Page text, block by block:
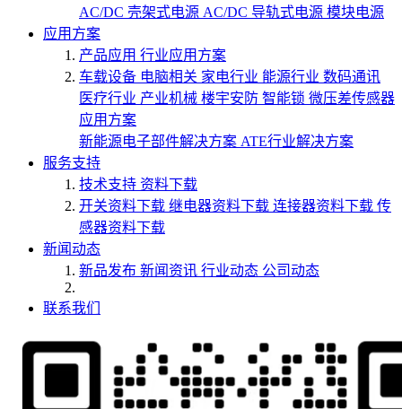
AC/DC 壳架式电源 AC/DC 导轨式电源 模块电源
应用方案
产品应用 行业应用方案
车载设备 电脑相关 家电行业 能源行业 数码通讯
医疗行业 产业机械 楼宇安防 智能锁 微压差传感器
应用方案
新能源电子部件解决方案 ATE行业解决方案
服务支持
技术支持 资料下载
开关资料下载 继电器资料下载 连接器资料下载 传
感器资料下载
新闻动态
新品发布 新闻资讯 行业动态 公司动态
联系我们